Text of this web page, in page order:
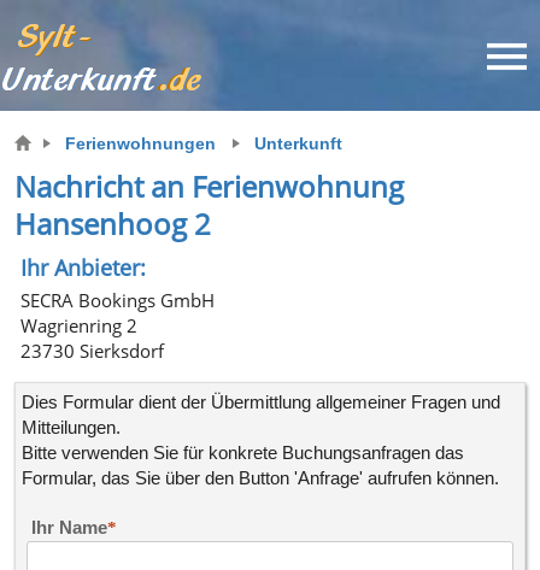
Ferienwohnungen Unterkunft
Nachricht an Ferienwohnung
Hansenhoog 2
Ihr Anbieter:
SECRA Bookings GmbH
Wagrienring 2
23730 Sierksdorf
Dies Formular dient der Übermittlung allgemeiner Fragen und
Mitteilungen.
Bitte verwenden Sie für konkrete Buchungsanfragendas
Formular, das Sie über den Button 'Anfrage' aufrufen können.
Ihr Name